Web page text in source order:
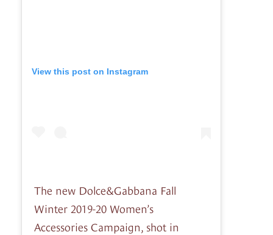
View this post on Instagram
The new Dolce&Gabbana Fall
Winter 2019-20 Women’s
Accessories Campaign, shot in